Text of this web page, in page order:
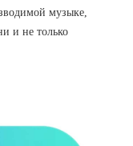
музыке,
и не только